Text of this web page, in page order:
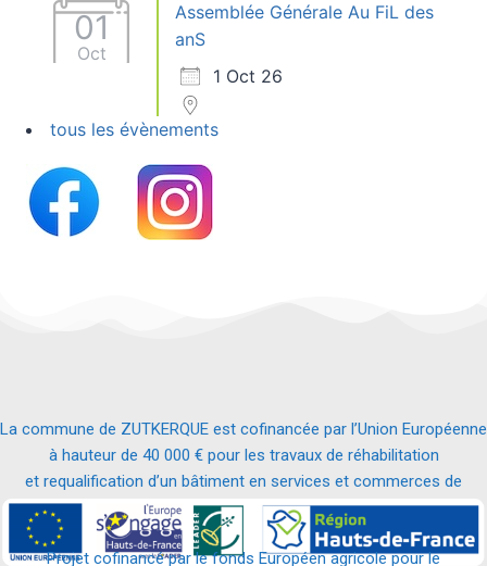
01
Oct
Assemblée Générale Au FiL des
anS
1 Oct 26
tous les évènements
La commune de ZUTKERQUE est cofinancée par l’Union Européenne
à hauteur de 40 000 € pour les travaux de réhabilitation
et requalification d’un bâtiment en services et commerces de
proximité.
Projet cofinancé par le fonds Européen agricole pour le